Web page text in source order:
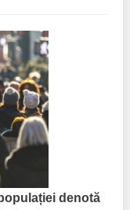
denotă